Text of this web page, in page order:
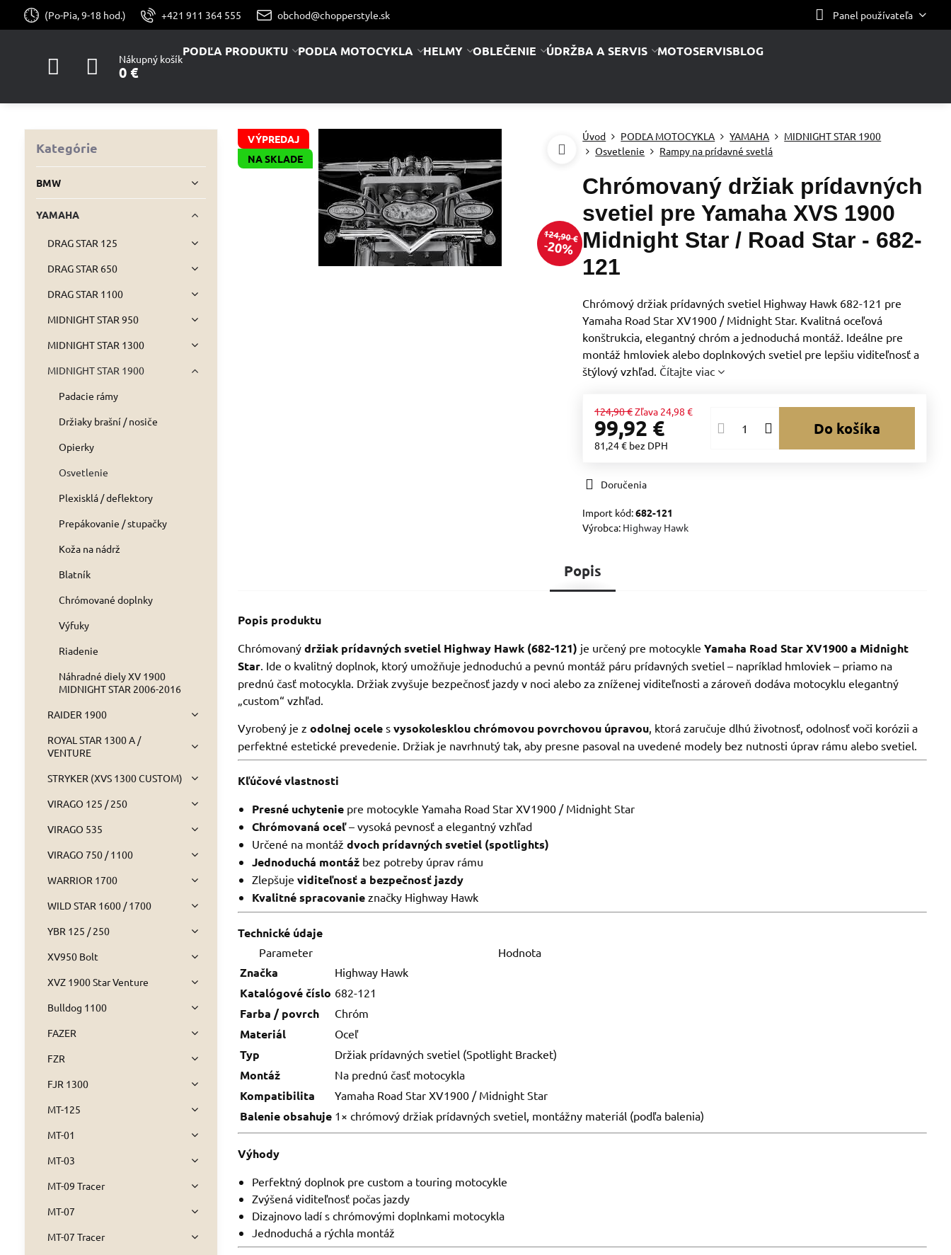
(Po-Pia, 9-18 hod.) +421 911 364 555 obchod@chopperstyle.sk Panel používateľa
Nákupný košík
0 €
PODĽA PRODUKTU PODĽA MOTOCYKLA HELMY OBLEČENIE ÚDRŽBA A SERVIS MOTOSERVISBLOG
VÝPREDAJ
NA SKLADE
124,90 €
20%
Úvod PODĽA MOTOCYKLA YAMAHA
MIDNIGHT STAR 1900
Osvetlenie
Rampy na prídavné svetlá
Chrómovaný držiak prídavných
svetiel pre Yamaha XVS 1900
Midnight Star / Road Star - 682-
121
Chrómový držiak prídavných svetiel Highway Hawk 682-121 pre
Yamaha Road Star XV1900 / Midnight Star. Kvalitná oceľová
konštrukcia, elegantný chróm a jednoduchá montáž. Ideálne pre
montáž hmloviek alebo doplnkových svetiel pre lepšiu viditeľnosť a
štýlový vzhľad. Čítajte viac
124,90 €Zľava 24,98 €
99,92 €
81,24 € bez DPH
Do košíka
Doručenia
Import kód:682-121
Výrobca: Highway Hawk
Popis
Popis produktu
Chrómovanýdržiak prídavných svetiel Highway Hawk (682-121) je určený pre motocykleYamaha Road Star XV1900 a Midnight
Star. Ide o kvalitný doplnok, ktorý umožňuje jednoduchú a pevnú montáž páru prídavných svetiel – napríklad hmloviek – priamo na
prednú časť motocykla. Držiak zvyšuje bezpečnosť jazdy v noci alebo za zníženej viditeľnosti a zároveň dodáva motocyklu elegantný
„custom“ vzhľad.
Vyrobený je zodolnej ocele svysokolesklou chrómovou povrchovou úpravou, ktorá zaručuje dlhú životnosť, odolnosť voči korózii a
perfektné estetické prevedenie. Držiak je navrhnutý tak, aby presne pasoval na uvedené modely bez nutnosti úprav rámu alebo svetiel.
Kľúčové vlastnosti
Presné uchytenie pre motocykle Yamaha Road Star XV1900 / Midnight Star
Chrómovaná oceľ– vysoká pevnosť a elegantný vzhľad
Určené na montáždvoch prídavných svetiel (spotlights)
Jednoduchá montáž bez potreby úprav rámu
Zlepšujeviditeľnosť a bezpečnosť jazdy
Kvalitné spracovanie značky Highway Hawk
Technické údaje
Parameter Hodnota
Značka Highway Hawk
Katalógové číslo 682-121
Farba / povrch Chróm
Materiál Oceľ
Typ Držiak prídavných svetiel (Spotlight Bracket)
Montáž Na prednú časť motocykla
Kompatibilita Yamaha Road Star XV1900 / Midnight Star
Balenie obsahuje 1× chrómový držiak prídavných svetiel, montážny materiál (podľa balenia)
Výhody
Perfektný doplnok pre custom a touring motocykle
Zvýšená viditeľnosť počas jazdy
Dizajnovo ladí s chrómovými doplnkami motocykla
Jednoduchá a rýchla montáž
Kategórie
BMW
YAMAHA
DRAG STAR 125
DRAG STAR 650
DRAG STAR 1100
MIDNIGHT STAR 950
MIDNIGHT STAR 1300
MIDNIGHT STAR 1900
Padacie rámy
Držiaky brašní / nosiče
Opierky
Osvetlenie
Plexisklá / deflektory
Prepákovanie / stupačky
Koža na nádrž
Blatník
Chrómované doplnky
Výfuky
Riadenie
Náhradné diely XV 1900
MIDNIGHT STAR 2006-2016
RAIDER 1900
ROYAL STAR 1300 A /
VENTURE
STRYKER (XVS 1300 CUSTOM)
VIRAGO 125 / 250
VIRAGO 535
VIRAGO 750 / 1100
WARRIOR 1700
WILD STAR 1600 / 1700
YBR 125 / 250
XV950 Bolt
XVZ 1900 Star Venture
Bulldog 1100
FAZER
FZR
FJR 1300
MT-125
MT-01
MT-03
MT-09 Tracer
MT-07
MT-07 Tracer